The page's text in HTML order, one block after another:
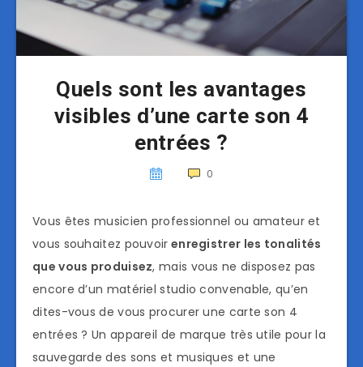
Quels sont les avantages
visibles d’une carte son 4
entrées ?
0
Vous êtes musicien professionnel ou amateur et
vous souhaitez pouvoir enregistrer les tonalités
que vous produisez, mais vous ne disposez pas
encore d’un matériel studio convenable, qu’en
dites-vous de vous procurer une carte son 4
entrées ? Un appareil de marque très utile pour la
sauvegarde des sons et musiques et une